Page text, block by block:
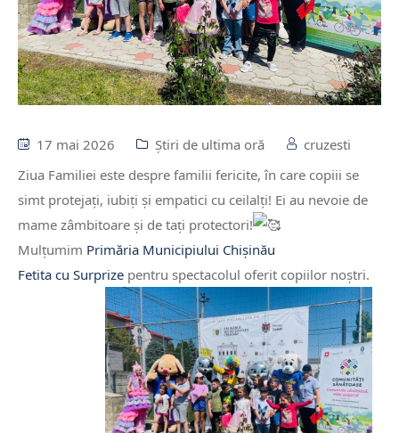
17 mai 2026 Știri de ultima oră
cruzesti
Ziua Familiei este despre familii fericite, în care copiii se
simt protejați, iubiți și empatici cu ceilalți! Ei au nevoie de
mame zâmbitoare și de tați protectori!
Mulțumim Primăria Municipiului Chișinău
Fetita cu Surprize pentru spectacolul oferit copiilor noștri.